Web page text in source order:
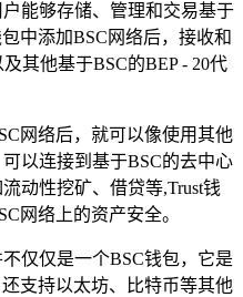
能够存储、管理和交易基于
中添加BSC网络后，接收和
其他基于BSC的BEP - 20代
网络后，就可以像使用其他
以连接到基于BSC的去中心
动性挖矿、借贷等,Trust钱
网络上的资产安全。
仅仅是一个BSC钱包，它是
支持以太坊、比特币等其他